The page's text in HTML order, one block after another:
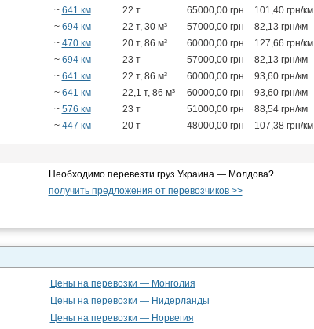
~ 641 км 22 т 65000,00 грн
101,40 грн/км
~ 694 км 22 т, 30 м³ 57000,00 грн
82,13 грн/км
~ 470 км 20 т, 86 м³ 60000,00 грн
127,66 грн/км
~ 694 км 23 т 57000,00 грн
82,13 грн/км
~ 641 км 22 т, 86 м³ 60000,00 грн
93,60 грн/км
~ 641 км 22,1 т, 86 м³ 60000,00 грн
93,60 грн/км
~ 576 км 23 т 51000,00 грн
88,54 грн/км
~ 447 км 20 т 48000,00 грн 107,38 грн/км
Необходимо перевезти груз Украина — Молдова?
получить предложения от перевозчиков >>
Цены на перевозки — Монголия
Цены на перевозки — Нидерланды
Цены на перевозки — Норвегия